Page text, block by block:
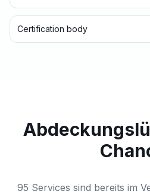
Certification body
95 Services sind bereits im